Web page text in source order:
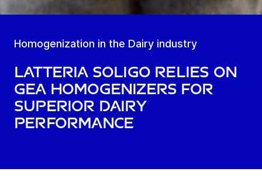
Homogenization in the Dairy industry
Latteria Soligo Relies on
GEA Homogenizers for
Superior Dairy
Performance